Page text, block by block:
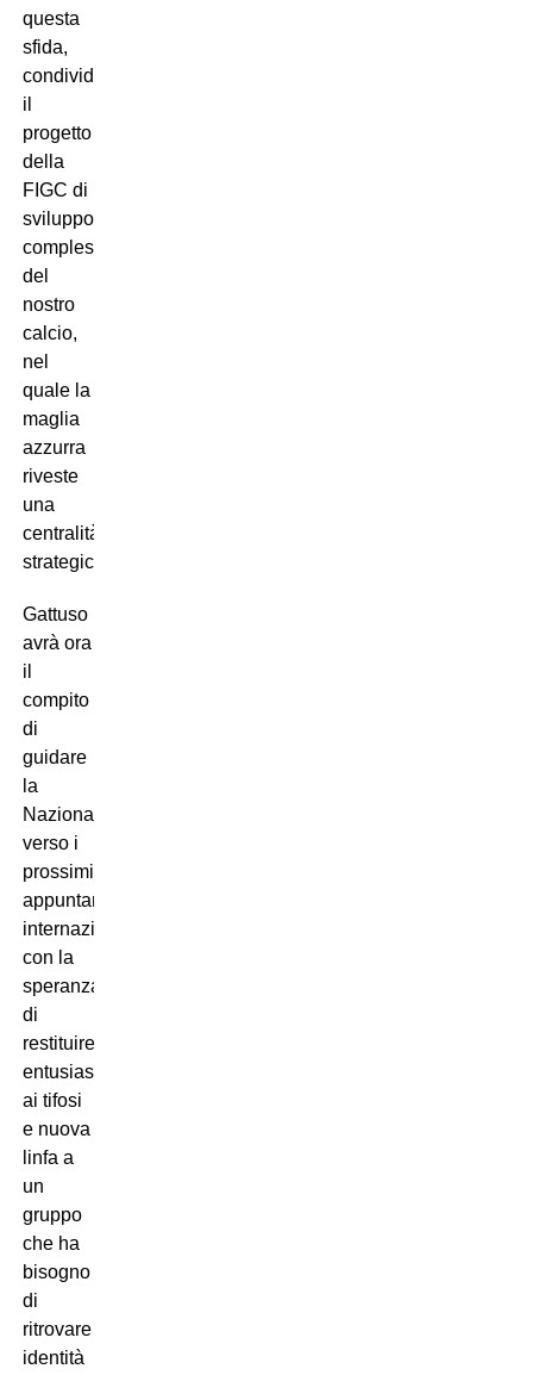
questa
sfida,
condividendo
il
progetto
della
FIGC di
sviluppo
complessivo
del
nostro
calcio,
nel
quale la
maglia
azzurra
riveste
una
centralità
strategica”.
Gattuso
avrà ora
il
compito
di
guidare
la
Nazionale
verso i
prossimi
appuntamenti
internazionali,
con la
speranza
di
restituire
entusiasmo
ai tifosi
e nuova
linfa a
un
gruppo
che ha
bisogno
di
ritrovare
identità